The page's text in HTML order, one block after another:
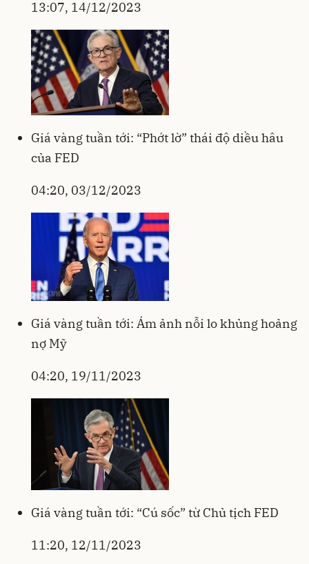
13:07, 14/12/2023
Giá vàng tuần tới: “Phớt lờ” thái độ diều hâu
của FED
04:20, 03/12/2023
Giá vàng tuần tới: Ám ảnh nỗi lo khủng hoảng
nợ Mỹ
04:20, 19/11/2023
Giá vàng tuần tới: “Cú sốc” từ Chủ tịch FED
11:20, 12/11/2023